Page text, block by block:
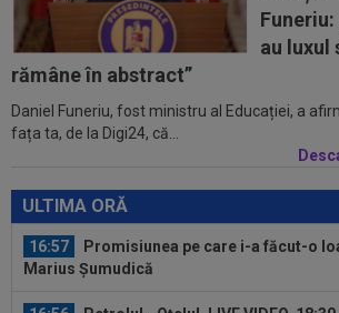
au luxul
rămâne în abstract”
Daniel Funeriu, fost ministru al Educației, a
fața ta, de la Digi24, că...
ULTIMA ORĂ
16:28
Romelu Lukaku pleacă de la
care-l va avea și suma de...
16:10
FCSB a luat decizia în cazul lui
Târnovanu, după ce l-a scos din lot
0-0, DGS 1. Dublă ocazie a târgoviștenilor |
16:57
Promisiunea pe care i-a făcut-o
Marius Șumudică